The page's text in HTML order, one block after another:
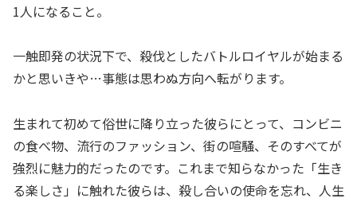
1人になること。
一触即発の状況下で、殺伐としたバトルロイヤルが始まる
かと思いきや…事態は思わぬ方向へ転がります。
生まれて初めて俗世に降り立った彼らにとって、コンビニ
の食べ物、流行のファッション、街の喧騒、そのすべてが
強烈に魅力的だったのです。これまで知らなかった「生き
る楽しさ」に触れた彼らは、殺し合いの使命を忘れ、人生